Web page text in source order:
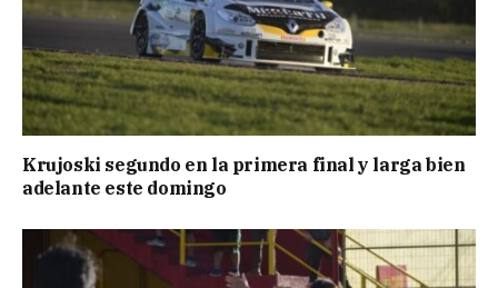
Krujoski segundo en la primera final y larga bien
adelante este domingo